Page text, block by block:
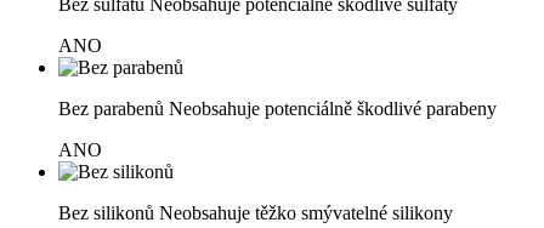
Bez sulfátů Neobsahuje potenciálně škodlivé sulfáty
ANO
Bez parabenů Neobsahuje potenciálně škodlivé parabeny
ANO
Bez silikonů Neobsahuje těžko smývatelné silikony